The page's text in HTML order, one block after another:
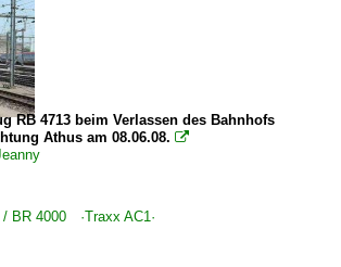
RB 4713 beim Verlassen des Bahnhofs
Athus am 08.06.08. 
BR 4000 ·Traxx AC1·